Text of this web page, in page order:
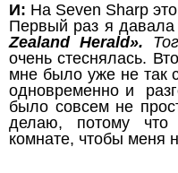
И: На Seven Sharp
Первый раз я давала
Zealand Herald».
очень стеснялась.
мне было уже не так
одновременно и
было совсем не
делаю, потому
комнате, чтобы меня